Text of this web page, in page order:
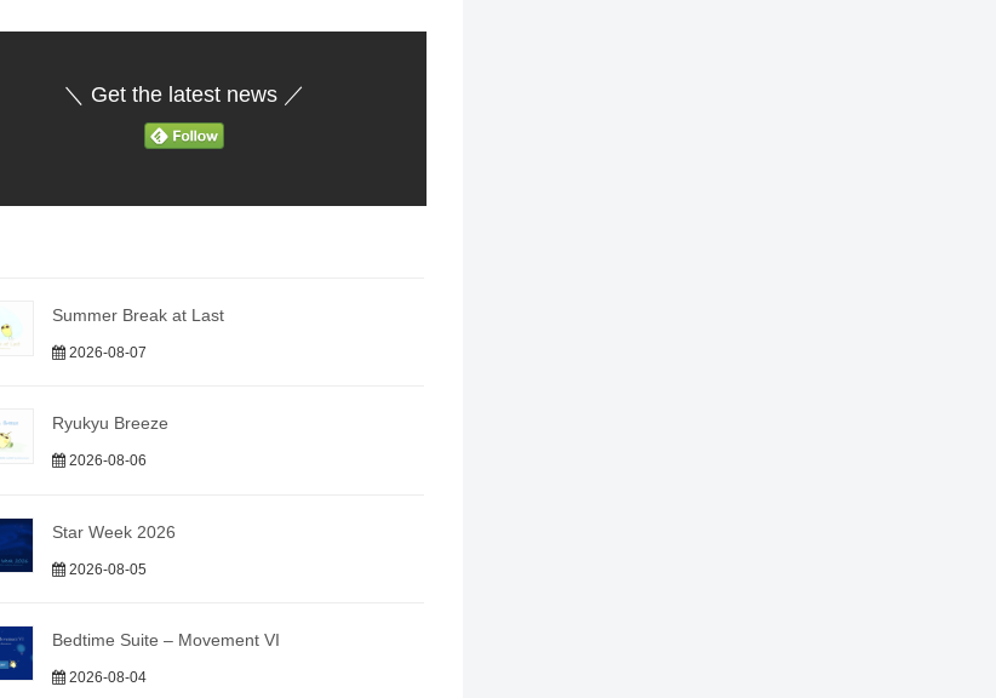
＼ Get the latest news ／
Summer Break at Last
2026-08-07
Ryukyu Breeze
2026-08-06
Star Week 2026
2026-08-05
Bedtime Suite – Movement VI
2026-08-04